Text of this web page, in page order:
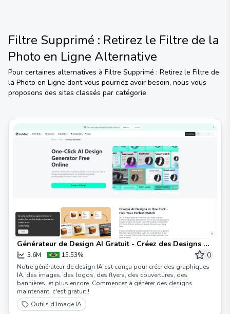
Filtre Supprimé : Retirez le Filtre de la
Photo en Ligne Alternative
Pour certaines alternatives à Filtre Supprimé : Retirez le Filtre de
la Photo en Ligne dont vous pourriez avoir besoin, nous vous
proposons des sites classés par catégorie.
Générateur de Design AI Gratuit - Créez des Designs AI
en Ligne Instantanément
3.6M 15.53% 0
Notre générateur de design IA est conçu pour créer des graphiques
IA, des images, des logos, des flyers, des couvertures, des
bannières, et plus encore. Commencez à générer des designs
maintenant, c'est gratuit !
Outils d’Image IA